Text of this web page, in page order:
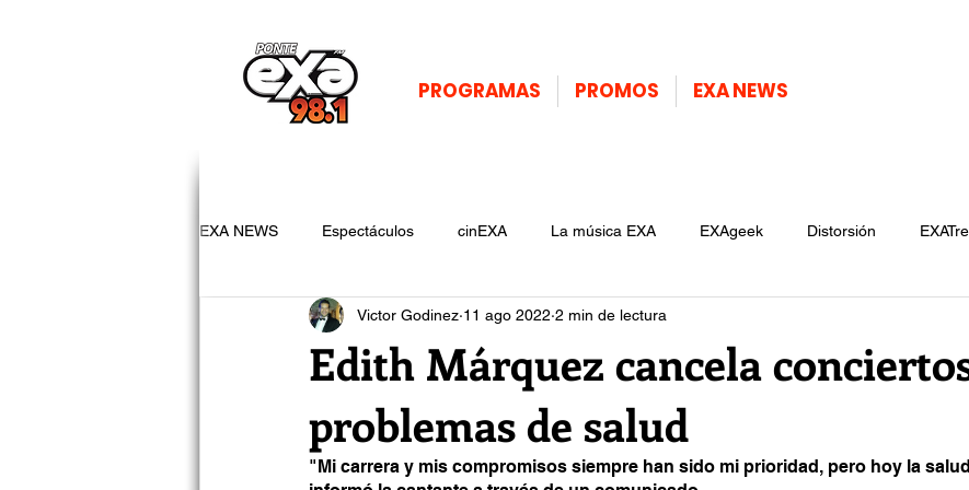
PROGRAMAS PROMOS EXA NEWS
EXA NEWS Espectáculos cinEXA La música EXA EXAgeek Distorsión
Edith Márquez cancela
problemas de salud
Victor Godinez 11 ago 2022 2 min de lectura
"Mi carrera y mis compromisos siempre han sido mi prioridad, pero hoy la